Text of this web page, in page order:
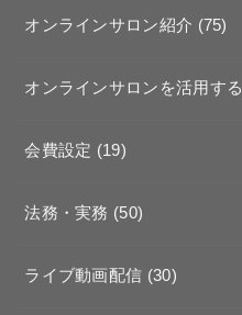
オンラインサロン紹介 (75)
オンラインサロンを活用する
会費設定 (19)
法務・実務 (50)
ライブ動画配信 (30)